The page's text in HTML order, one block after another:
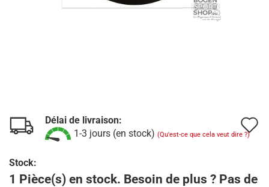
Délai de livraison:
1-3 jours (en stock) (Qu'est-ce que cela veut dire ?)
Stock:
1 Pièce(s) en stock. Besoin de plus ? Pas de